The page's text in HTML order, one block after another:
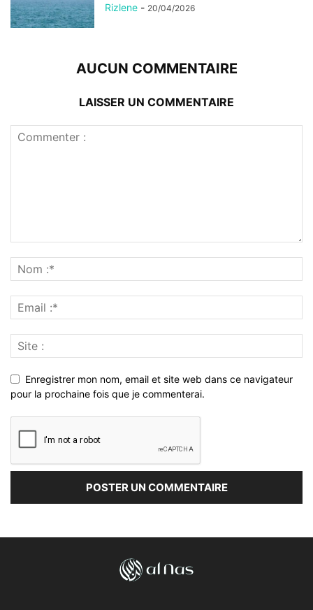
Rizlene - 20/04/2026
AUCUN COMMENTAIRE
LAISSER UN COMMENTAIRE
Enregistrer mon nom, email et site web dans ce navigateur
pour la prochaine fois que je commenterai.